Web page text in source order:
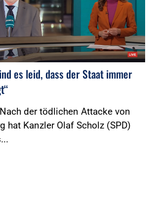
es leid, dass der Staat immer
der tödlichen Attacke von
hat Kanzler Olaf Scholz (SPD)